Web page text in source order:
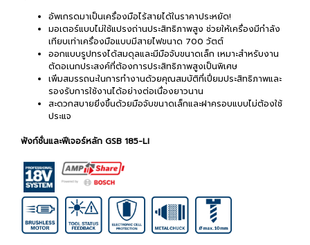
อัพเกรดมาเป็นเครื่องมือไร้สายได้ในราคาประหยัด!
มอเตอร์แบบไม่ใช้แปรงถ่านประสิทธิภาพสูง ช่วยให้เครื่องมีกำลัง
เทียบเท่าเครื่องมือแบบมีสายไฟขนาด 700 วัตต์
ออกแบบรูปทรงได้สมดุลและมีมือจับขนาดเล็ก เหมาะสำหรับงาน
ตัดอเนกประสงค์ที่ต้องการประสิทธิภาพสูงเป็นพิเศษ
เพิ่มสมรรถนะในการทำงานด้วยคุณสมบัติที่เปี่ยมประสิทธิภาพและ
รองรับการใช้งานได้อย่างต่อเนื่องยาวนาน
สะดวกสบายยิ่งขึ้นด้วยมือจับขนาดเล็กและฝาครอบแบบไม่ต้องใช้
ประแจ
ฟังก์ชั่นและฟีเจอร์หลัก GSB 185-LI